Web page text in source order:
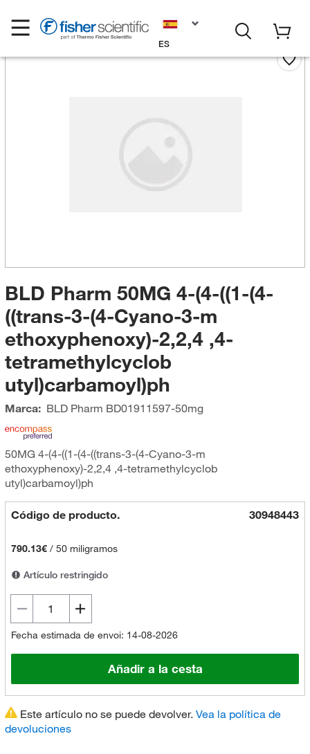
ES
BLD Pharm 50MG 4-(4-((1-(4-
((trans-3-(4-Cyano-3-m
ethoxyphenoxy)-2,2,4 ,4-
tetramethylcyclob
utyl)carbamoyl)ph
Marca: BLD Pharm BD01911597-50mg
50MG 4-(4-((1-(4-((trans-3-(4-Cyano-3-m
ethoxyphenoxy)-2,2,4 ,4-tetramethylcyclob
utyl)carbamoyl)ph
Código de producto. 30948443
790.13€/ 50 miligramos
Artículo restringido
Fecha estimada de envoi: 14-08-2026
Añadir a la cesta
Este artículo no se puede devolver. Vea la política de
devoluciones